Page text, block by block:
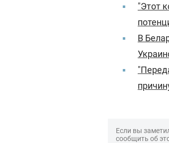
"Этот
В
Если вы
сообщить об